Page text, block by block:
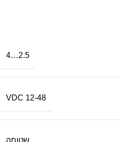
2.5…4
12-48 VDC